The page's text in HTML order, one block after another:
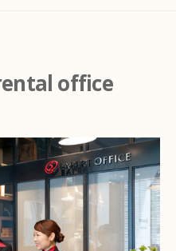
office